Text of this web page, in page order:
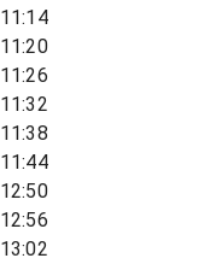
11:14
11:20
11:26
11:32
11:38
11:44
12:50
12:56
13:02